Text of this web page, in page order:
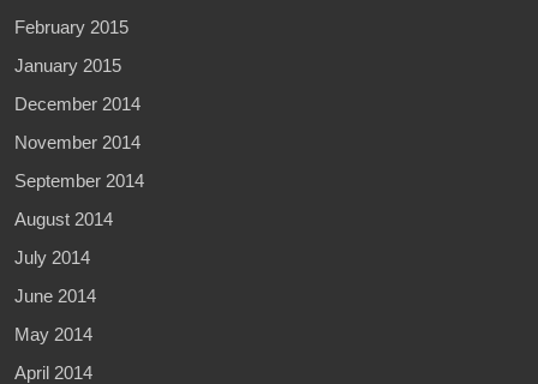
February 2015
January 2015
December 2014
November 2014
September 2014
August 2014
July 2014
June 2014
May 2014
April 2014